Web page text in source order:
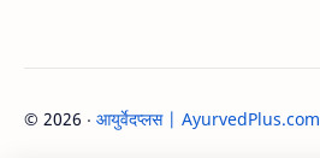
© 2026 ‧ आयुर्वेदप्लस | AyurvedPlus.com